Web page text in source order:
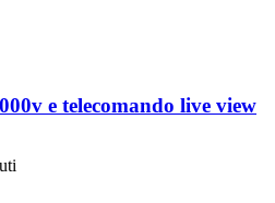
e telecomando live view